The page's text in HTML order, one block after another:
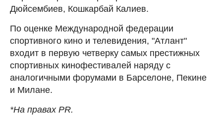
Дюйсембиев, Кошкарбай Калиев.
По оценке Международной федерации
спортивного кино и телевидения, "Атлант"
входит в первую четверку самых престижных
спортивных кинофестивалей наряду с
аналогичными форумами в Барселоне, Пекине
и Милане.
*На правах PR.